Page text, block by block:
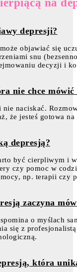
na
depresji?
objawiać się
snu
decyzji i
nie chce mówić
nie naciskać.
że jesteś gotowa
depresją?
być cierpliwym i
czy pomoc w
np. terapii czy
zaczyna
o myślach
się z
która